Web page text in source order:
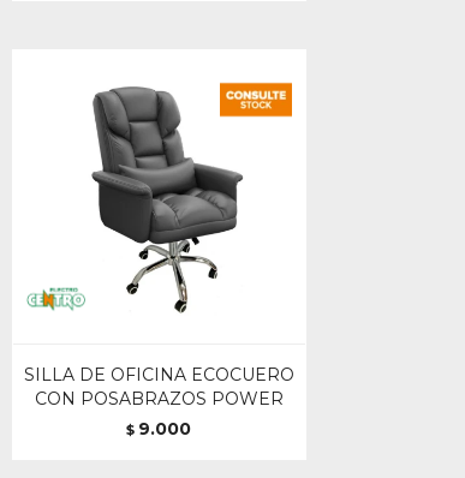
SILLA DE OFICINA ECOCUERO
CON POSABRAZOS POWER
$ 9.000